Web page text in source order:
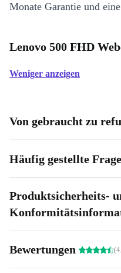
Monate Garantie und
Lenovo 500 FHD
Weniger anzeigen
Von gebraucht zu
Häufig gestellte
Produktsicherheits-
Bewertungen